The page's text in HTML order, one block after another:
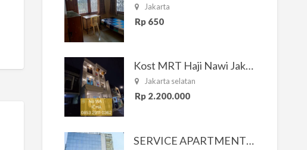
Jakarta
Rp 650
Kost MRT Haji Nawi Jakarta Selatan
Jakarta selatan
Rp 2.200.000
SERVICE APARTMENT SOUTH RESIDENCE